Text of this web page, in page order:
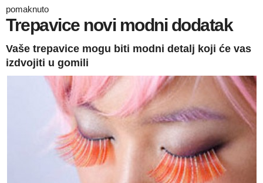
pomaknuto
Trepavice novi modni dodatak
Vaše trepavice mogu biti modni detalj koji će vas
izdvojiti u gomili